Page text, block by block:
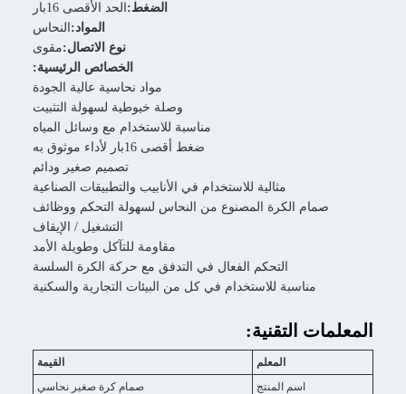
الضغط:الحد الأقصى 16بار
المواد:النحاس
نوع الاتصال:مقوى
الخصائص الرئيسية:
مواد نحاسية عالية الجودة
وصلة خيوطية لسهولة التثبيت
مناسبة للاستخدام مع وسائل المياه
ضغط أقصى 16بار لأداء موثوق به
تصميم صغير ودائم
مثالية للاستخدام في الأنابيب والتطبيقات الصناعية
صمام الكرة المصنوع من النحاس لسهولة التحكم ووظائف
التشغيل / الإيقاف
مقاومة للتآكل وطويلة الأمد
التحكم الفعال في التدفق مع حركة الكرة السلسة
مناسبة للاستخدام في كل من البيئات التجارية والسكنية
المعلمات التقنية:
المعلم
القيمة
اسم المنتج
صمام كرة صغير نحاسي